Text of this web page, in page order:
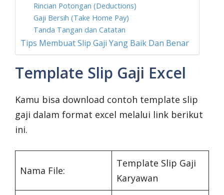
Rincian Potongan (Deductions)
Gaji Bersih (Take Home Pay)
Tanda Tangan dan Catatan
Tips Membuat Slip Gaji Yang Baik Dan Benar
Template Slip Gaji Excel
Kamu bisa download contoh template slip
gaji dalam format excel melalui link berikut
ini.
Nama File:
Template Slip Gaji
Karyawan